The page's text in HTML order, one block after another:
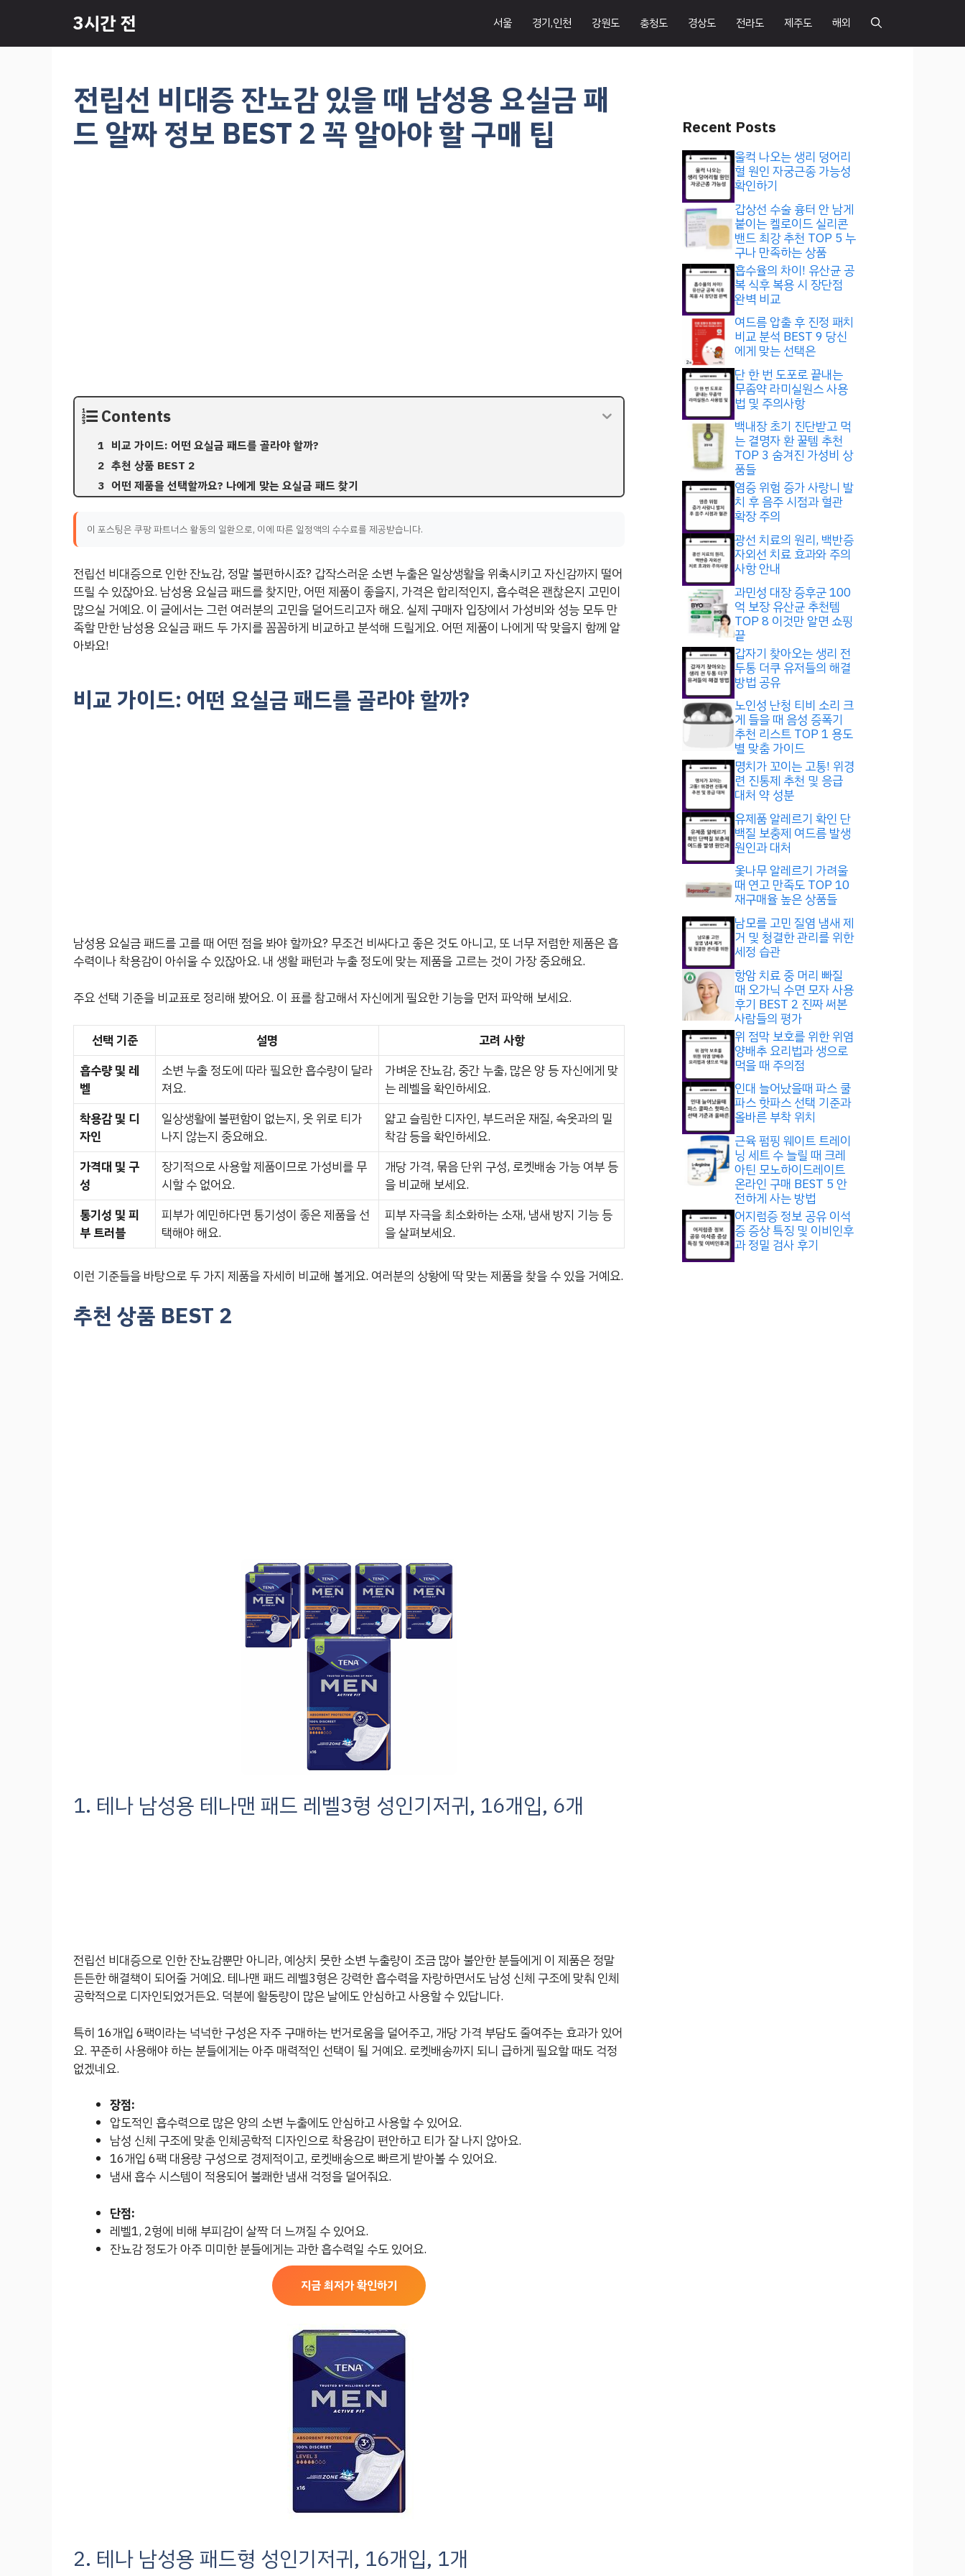
츠
3시간 전 서울 경기,인천 강원도 충청도 경상도 전라도 제주도 해외
전립선 비대증 잔뇨감 있을 때 남성용 요실금 패
드 알짜 정보 BEST 2 꼭 알아야 할 구매 팁
Contents
비교 가이드: 어떤 요실금 패드를 골라야 할까?
추천 상품 BEST 2
어떤 제품을 선택할까요? 나에게 맞는 요실금 패드 찾기
이 포스팅은 쿠팡 파트너스 활동의 일환으로, 이에 따른 일정액의 수수료를 제공받습니다.
전립선 비대증으로 인한 잔뇨감, 정말 불편하시죠? 갑작스러운 소변 누출은 일상생활을 위축시키고 자신감까지 떨어
뜨릴 수 있잖아요. 남성용 요실금 패드를 찾지만, 어떤 제품이 좋을지, 가격은 합리적인지, 흡수력은 괜찮은지 고민이
많으실 거예요. 이 글에서는 그런 여러분의 고민을 덜어드리고자 해요. 실제 구매자 입장에서 가성비와 성능 모두 만
족할 만한 남성용 요실금 패드 두 가지를 꼼꼼하게 비교하고 분석해 드릴게요. 어떤 제품이 나에게 딱 맞을지 함께 알
아봐요!
비교 가이드: 어떤 요실금 패드를 골라야 할까?
남성용 요실금 패드를 고를 때 어떤 점을 봐야 할까요? 무조건 비싸다고 좋은 것도 아니고, 또 너무 저렴한 제품은 흡
수력이나 착용감이 아쉬울 수 있잖아요. 내 생활 패턴과 누출 정도에 맞는 제품을 고르는 것이 가장 중요해요.
주요 선택 기준을 비교표로 정리해 봤어요. 이 표를 참고해서 자신에게 필요한 기능을 먼저 파악해 보세요.
선택 기준 설명
고려 사항
흡수량 및 레
벨
소변 누출 정도에 따라 필요한 흡수량이 달라
져요.
가벼운 잔뇨감, 중간 누출, 많은 양 등 자신에게 맞
는 레벨을 확인하세요.
착용감 및 디
자인
일상생활에 불편함이 없는지, 옷 위로 티가
나지 않는지 중요해요.
얇고 슬림한 디자인, 부드러운 재질, 속옷과의 밀
착감 등을 확인하세요.
가격대 및 구
성
장기적으로 사용할 제품이므로 가성비를 무
시할 수 없어요.
개당 가격, 묶음 단위 구성, 로켓배송 가능 여부 등
을 비교해 보세요.
통기성 및 피
부 트러블
피부가 예민하다면 통기성이 좋은 제품을 선
택해야 해요.
피부 자극을 최소화하는 소재, 냄새 방지 기능 등
을 살펴보세요.
이런 기준들을 바탕으로 두 가지 제품을 자세히 비교해 볼게요. 여러분의 상황에 딱 맞는 제품을 찾을 수 있을 거예요.
추천 상품 BEST 2
1. 테나 남성용 테나맨 패드 레벨3형 성인기저귀, 16개입, 6개
전립선 비대증으로 인한 잔뇨감뿐만 아니라, 예상치 못한 소변 누출량이 조금 많아 불안한 분들에게 이 제품은 정말
든든한 해결책이 되어줄 거예요. 테나맨 패드 레벨3형은 강력한 흡수력을 자랑하면서도 남성 신체 구조에 맞춰 인체
공학적으로 디자인되었거든요. 덕분에 활동량이 많은 날에도 안심하고 사용할 수 있답니다.
특히 16개입 6팩이라는 넉넉한 구성은 자주 구매하는 번거로움을 덜어주고, 개당 가격 부담도 줄여주는 효과가 있어
요. 꾸준히 사용해야 하는 분들에게는 아주 매력적인 선택이 될 거예요. 로켓배송까지 되니 급하게 필요할 때도 걱정
없겠네요.
장점:
압도적인 흡수력으로 많은 양의 소변 누출에도 안심하고 사용할 수 있어요.
남성 신체 구조에 맞춘 인체공학적 디자인으로 착용감이 편안하고 티가 잘 나지 않아요.
16개입 6팩 대용량 구성으로 경제적이고, 로켓배송으로 빠르게 받아볼 수 있어요.
냄새 흡수 시스템이 적용되어 불쾌한 냄새 걱정을 덜어줘요.
단점:
레벨1, 2형에 비해 부피감이 살짝 더 느껴질 수 있어요.
잔뇨감 정도가 아주 미미한 분들에게는 과한 흡수력일 수도 있어요.
지금 최저가 확인하기
2. 테나 남성용 패드형 성인기저귀, 16개입, 1개
Recent Posts
울컥 나오는 생리 덩어리
혈 원인 자궁근종 가능성
확인하기
갑상선 수술 흉터 안 남게
붙이는 켈로이드 실리콘
밴드 최강 추천 TOP 5 누
구나 만족하는 상품
흡수율의 차이! 유산균 공
복 식후 복용 시 장단점
완벽 비교
여드름 압출 후 진정 패치
비교 분석 BEST 9 당신
에게 맞는 선택은
단 한 번 도포로 끝내는
무좀약 라미실원스 사용
법 및 주의사항
백내장 초기 진단받고 먹
는 결명자 환 꿀템 추천
TOP 3 숨겨진 가성비 상
품들
염증 위험 증가 사랑니 발
치 후 음주 시점과 혈관
확장 주의
광선 치료의 원리, 백반증
자외선 치료 효과와 주의
사항 안내
과민성 대장 증후군 100
억 보장 유산균 추천템
TOP 8 이것만 알면 쇼핑
끝
갑자기 찾아오는 생리 전
두통 더쿠 유저들의 해결
방법 공유
노인성 난청 티비 소리 크
게 들을 때 음성 증폭기
추천 리스트 TOP 1 용도
별 맞춤 가이드
명치가 꼬이는 고통! 위경
련 진통제 추천 및 응급
대처 약 성분
유제품 알레르기 확인 단
백질 보충제 여드름 발생
원인과 대처
옻나무 알레르기 가려울
때 연고 만족도 TOP 10
재구매율 높은 상품들
남모를 고민 질염 냄새 제
거 및 청결한 관리를 위한
세정 습관
항암 치료 중 머리 빠질
때 오가닉 수면 모자 사용
후기 BEST 2 진짜 써본
사람들의 평가
위 점막 보호를 위한 위염
양배추 요리법과 생으로
먹을 때 주의점
인대 늘어났을때 파스 쿨
파스 핫파스 선택 기준과
올바른 부착 위치
근육 펌핑 웨이트 트레이
닝 세트 수 늘릴 때 크레
아틴 모노하이드레이트
온라인 구매 BEST 5 안
전하게 사는 방법
어지럼증 정보 공유 이석
증 증상 특징 및 이비인후
과 정밀 검사 후기